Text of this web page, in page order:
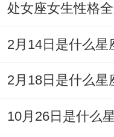
八字调理要诀;若
2月14日是什么星
2月18日是什么星
10月26日是什么